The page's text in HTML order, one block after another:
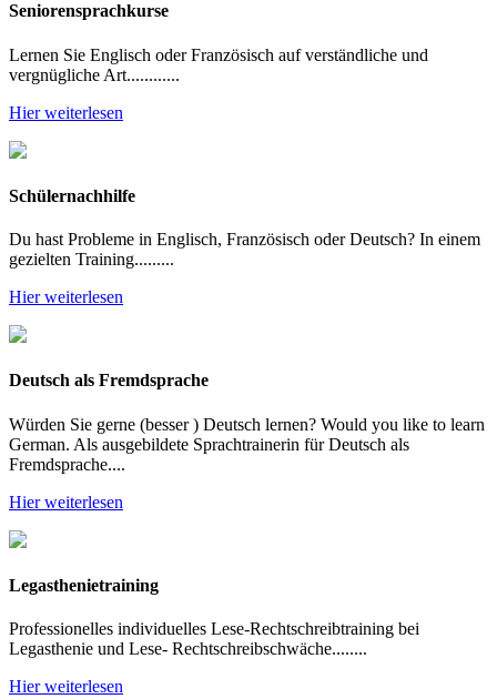
Seniorensprachkurse
Lernen Sie Englisch oder Französisch auf verständliche und
vergnügliche Art............
Hier weiterlesen
Schülernachhilfe
Du hast Probleme in Englisch, Französisch oder Deutsch? In einem
gezielten Training.........
Hier weiterlesen
Deutsch als Fremdsprache
Würden Sie gerne (besser ) Deutsch lernen? Would you like to learn
German. Als ausgebildete Sprachtrainerin für Deutsch als
Fremdsprache....
Hier weiterlesen
Legasthenietraining
Professionelles individuelles Lese-Rechtschreibtraining bei
Legasthenie und Lese- Rechtschreibschwäche........
Hier weiterlesen